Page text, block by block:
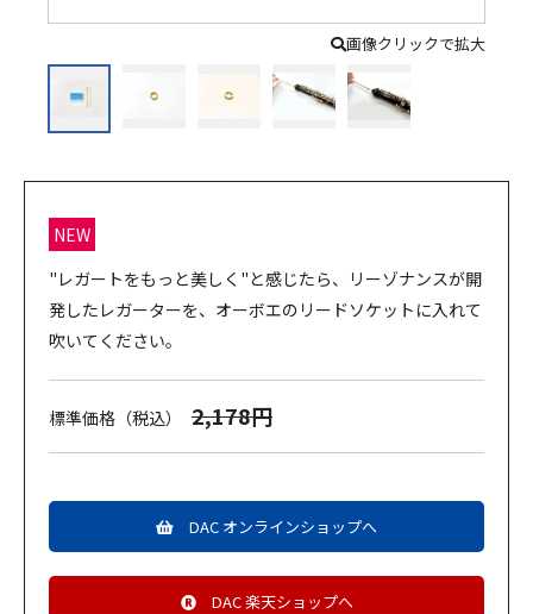
画像クリックで拡大
NEW
"レガートをもっと美しく"と感じたら、リーゾナンスが開
発したレガーターを、オーボエのリードソケットに入れて
吹いてください。
標準価格（税込） 2,178円
DAC オンラインショップへ
DAC 楽天ショップへ